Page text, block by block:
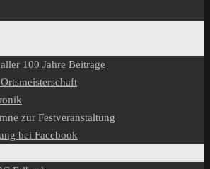
100 Jahre Beiträge
zur Festveranstaltung
bei Facebook